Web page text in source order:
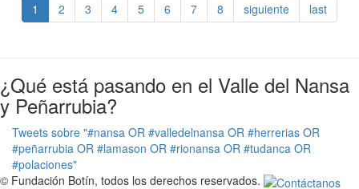
1 2 3 4 5 6 7 8 siguiente last
¿Qué está pasando en el Valle del Nansa
y Peñarrubia?
Tweets sobre "#nansa OR #valledelnansa OR #herrerias OR
#peñarrubia OR #lamason OR #rionansa OR #tudanca OR
#polaciones"
© Fundación Botín, todos los derechos reservados.